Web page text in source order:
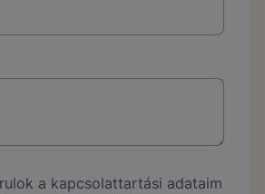
a kapcsolattartási adataim